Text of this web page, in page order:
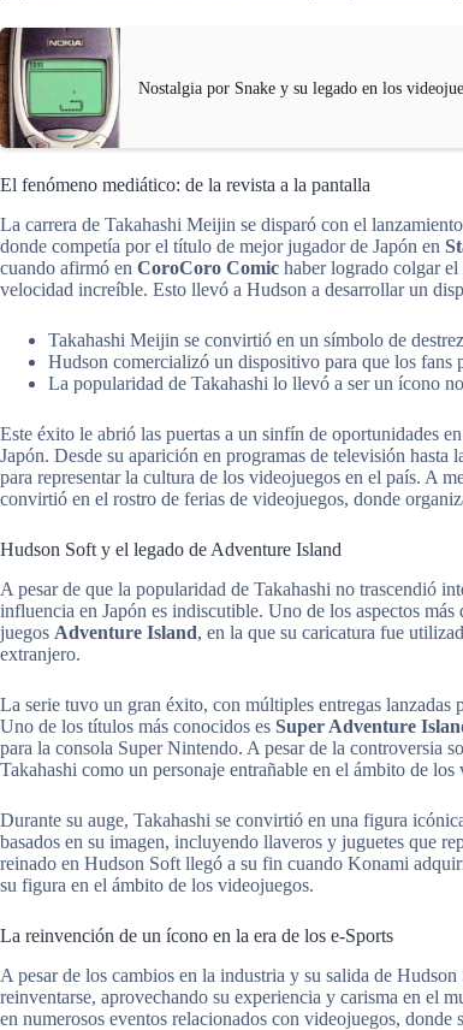
Nostalgia por Snake y su legado en los
El fenómeno mediático: de la revista a la pantalla
La carrera de Takahashi Meijin se disparó con el
donde competía por el título de mejor jugador de Japón en
cuando afirmó en CoroCoro Comic haber logrado colgar
velocidad increíble. Esto llevó a Hudson a desarrollar un
Takahashi Meijin se convirtió en un símbolo de
Hudson comercializó un dispositivo para que los fans
La popularidad de Takahashi lo llevó a ser un ícono
Este éxito le abrió las puertas a un sinfín de oportunidades
Japón. Desde su aparición en programas de televisión
para representar la cultura de los videojuegos en el país. A
convirtió en el rostro de ferias de videojuegos, donde
Hudson Soft y el legado de Adventure Island
A pesar de que la popularidad de Takahashi no trascendió
influencia en Japón es indiscutible. Uno de los aspectos
juegos Adventure Island, en la que su caricatura fue
extranjero.
La serie tuvo un gran éxito, con múltiples entregas
Uno de los títulos más conocidos es Super Adventure
para la consola Super Nintendo. A pesar de la controversia
Takahashi como un personaje entrañable en el ámbito de los
Durante su auge, Takahashi se convirtió en una figura
basados en su imagen, incluyendo llaveros y juguetes que
reinado en Hudson Soft llegó a su fin cuando Konami
su figura en el ámbito de los videojuegos.
La reinvención de un ícono en la era de los e-Sports
A pesar de los cambios en la industria y su salida de
reinventarse, aprovechando su experiencia y carisma en el
en numerosos eventos relacionados con videojuegos, donde